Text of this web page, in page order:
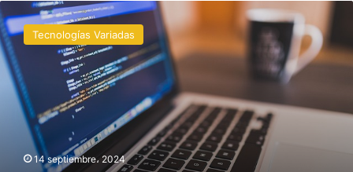
Wearables:
tecnología
portátil
del
futuro
Tecnologías Variadas
14 septiembre، 2024